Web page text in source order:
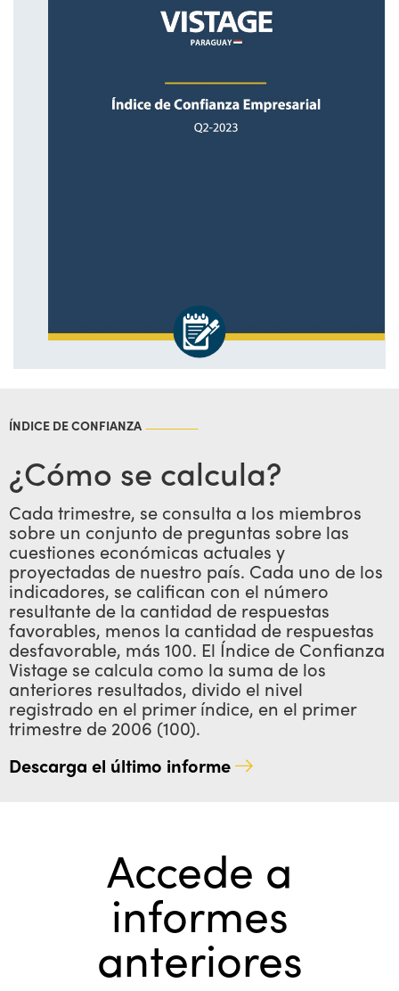
ÍNDICE DE CONFIANZA
¿Cómo se calcula?
Cada trimestre, se consulta a los miembros
sobre un conjunto de preguntas sobre las
cuestiones económicas actuales y
proyectadas de nuestro país. Cada uno de los
indicadores, se califican con el número
resultante de la cantidad de respuestas
favorables, menos la cantidad de respuestas
desfavorable, más 100. El Índice de Confianza
Vistage se calcula como la suma de los
anteriores resultados, divido el nivel
registrado en el primer índice, en el primer
trimestre de 2006 (100).
Descarga el último informe
Accede a
informes
anteriores